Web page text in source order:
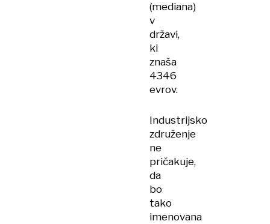
(mediana)
v
državi,
ki
znaša
4346
evrov.
Industrijsko
združenje
ne
pričakuje,
da
bo
tako
imenovana